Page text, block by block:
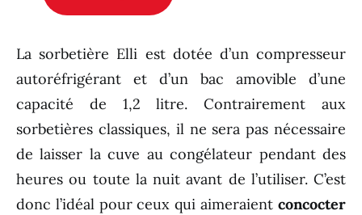
La sorbetière Elli est dotée d’un compresseur
autoréfrigérant et d’un bac amovible d’une
capacité de 1,2 litre. Contrairement aux
sorbetières classiques, il ne sera pas nécessaire
de laisser la cuve au congélateur pendant des
heures ou toute la nuit avant de l’utiliser. C’est
donc l’idéal pour ceux qui aimeraient concocter